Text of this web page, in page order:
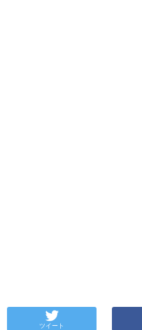
ツイート